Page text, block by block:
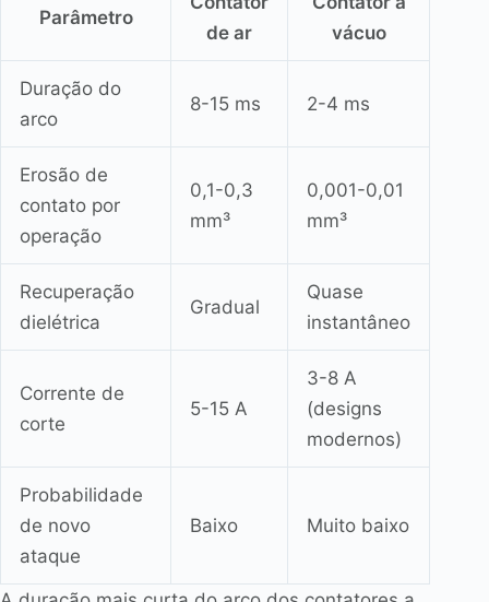
Parâmetro
de ar
vácuo
Duração do
arco
8-15 ms 2-4 ms
Erosão de
contato por
operação
0,1-0,3
mm³
0,001-0,01
mm³
Recuperação
dielétrica
Gradual
Quase
instantâneo
Corrente de
corte
5-15 A
3-8 A
(designs
modernos)
Probabilidade
de novo
ataque
Baixo Muito baixo